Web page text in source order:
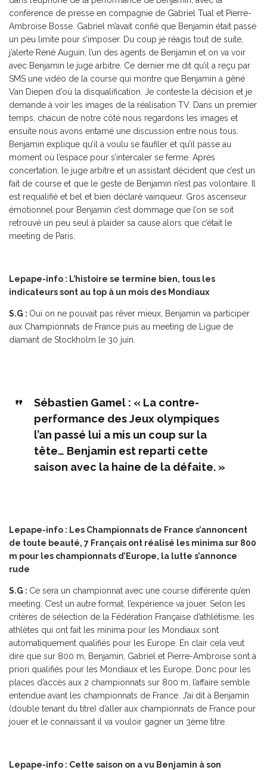
conférence de presse en compagnie de Gabriel Tual et Pierre-
Ambroise Bosse. Gabriel m’avait confié que Benjamin était passé
un peu limite pour s’imposer. Du coup je réagis tout de suite,
j’alerte René Auguin, l’un des agents de Benjamin et on va voir
avec Benjamin le juge arbitre. Ce dernier me dit qu’il a reçu par
SMS une vidéo de la course qui montre que Benjamin a gêné
Van Diepen d’où la disqualification. Je conteste la décision et je
demande à voir les images de la réalisation TV. Dans un premier
temps, chacun de notre côté nous regardons les images et
ensuite nous avons entamé une discussion entre nous tous.
Benjamin explique qu’il a voulu se faufiler et qu’il passe au
moment où l’espace pour s’intercaler se ferme. Après
concertation, le juge arbitre et un assistant décident que c’est un
fait de course et que le geste de Benjamin n’est pas volontaire. Il
est requalifié et bel et bien déclaré vainqueur. Gros ascenseur
émotionnel pour Benjamin c’est dommage que l’on se soit
retrouvé un peu seul à plaider sa cause alors que c’était le
meeting de Paris.
Lepape-info : L’histoire se termine bien, tous les
indicateurs sont au top à un mois des Mondiaux
S.G : Oui on ne pouvait pas rêver mieux, Benjamin va participer
aux Championnats de France puis au meeting de Ligue de
diamant de Stockholm le 30 juin.
Sébastien Gamel : « La contre-
performance des Jeux olympiques
l’an passé lui a mis un coup sur la
tête… Benjamin est reparti cette
saison avec la haine de la défaite. »
Lepape-info : Les Championnats de France s’annoncent
de toute beauté, 7 Français ont réalisé les minima sur 800
m pour les championnats d’Europe, la lutte s’annonce
rude
S.G : Ce sera un championnat avec une course différente qu’en
meeting. C’est un autre format, l’expérience va jouer. Selon les
critères de sélection de la Fédération Française d’athlétisme, les
athlètes qui ont fait les minima pour les Mondiaux sont
automatiquement qualifiés pour les Europe. En clair cela veut
dire que sur 800 m, Benjamin, Gabriel et Pierre-Ambroise sont à
priori qualifiés pour les Mondiaux et les Europe. Donc pour les
places d’accès aux 2 championnats sur 800 m, l’affaire semble
entendue avant les championnats de France. J’ai dit à Benjamin
(double tenant du titre) d’aller aux championnats de France pour
jouer et le connaissant il va vouloir gagner un 3ème titre.
Lepape-info : Cette saison on a vu Benjamin à son